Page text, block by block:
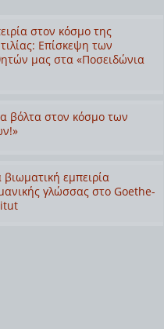
στον κόσμο της
Επίσκεψη των
μας στα «Ποσειδώνια
βόλτα στον κόσμο των
εμπειρία
γλώσσας στο Goethe-